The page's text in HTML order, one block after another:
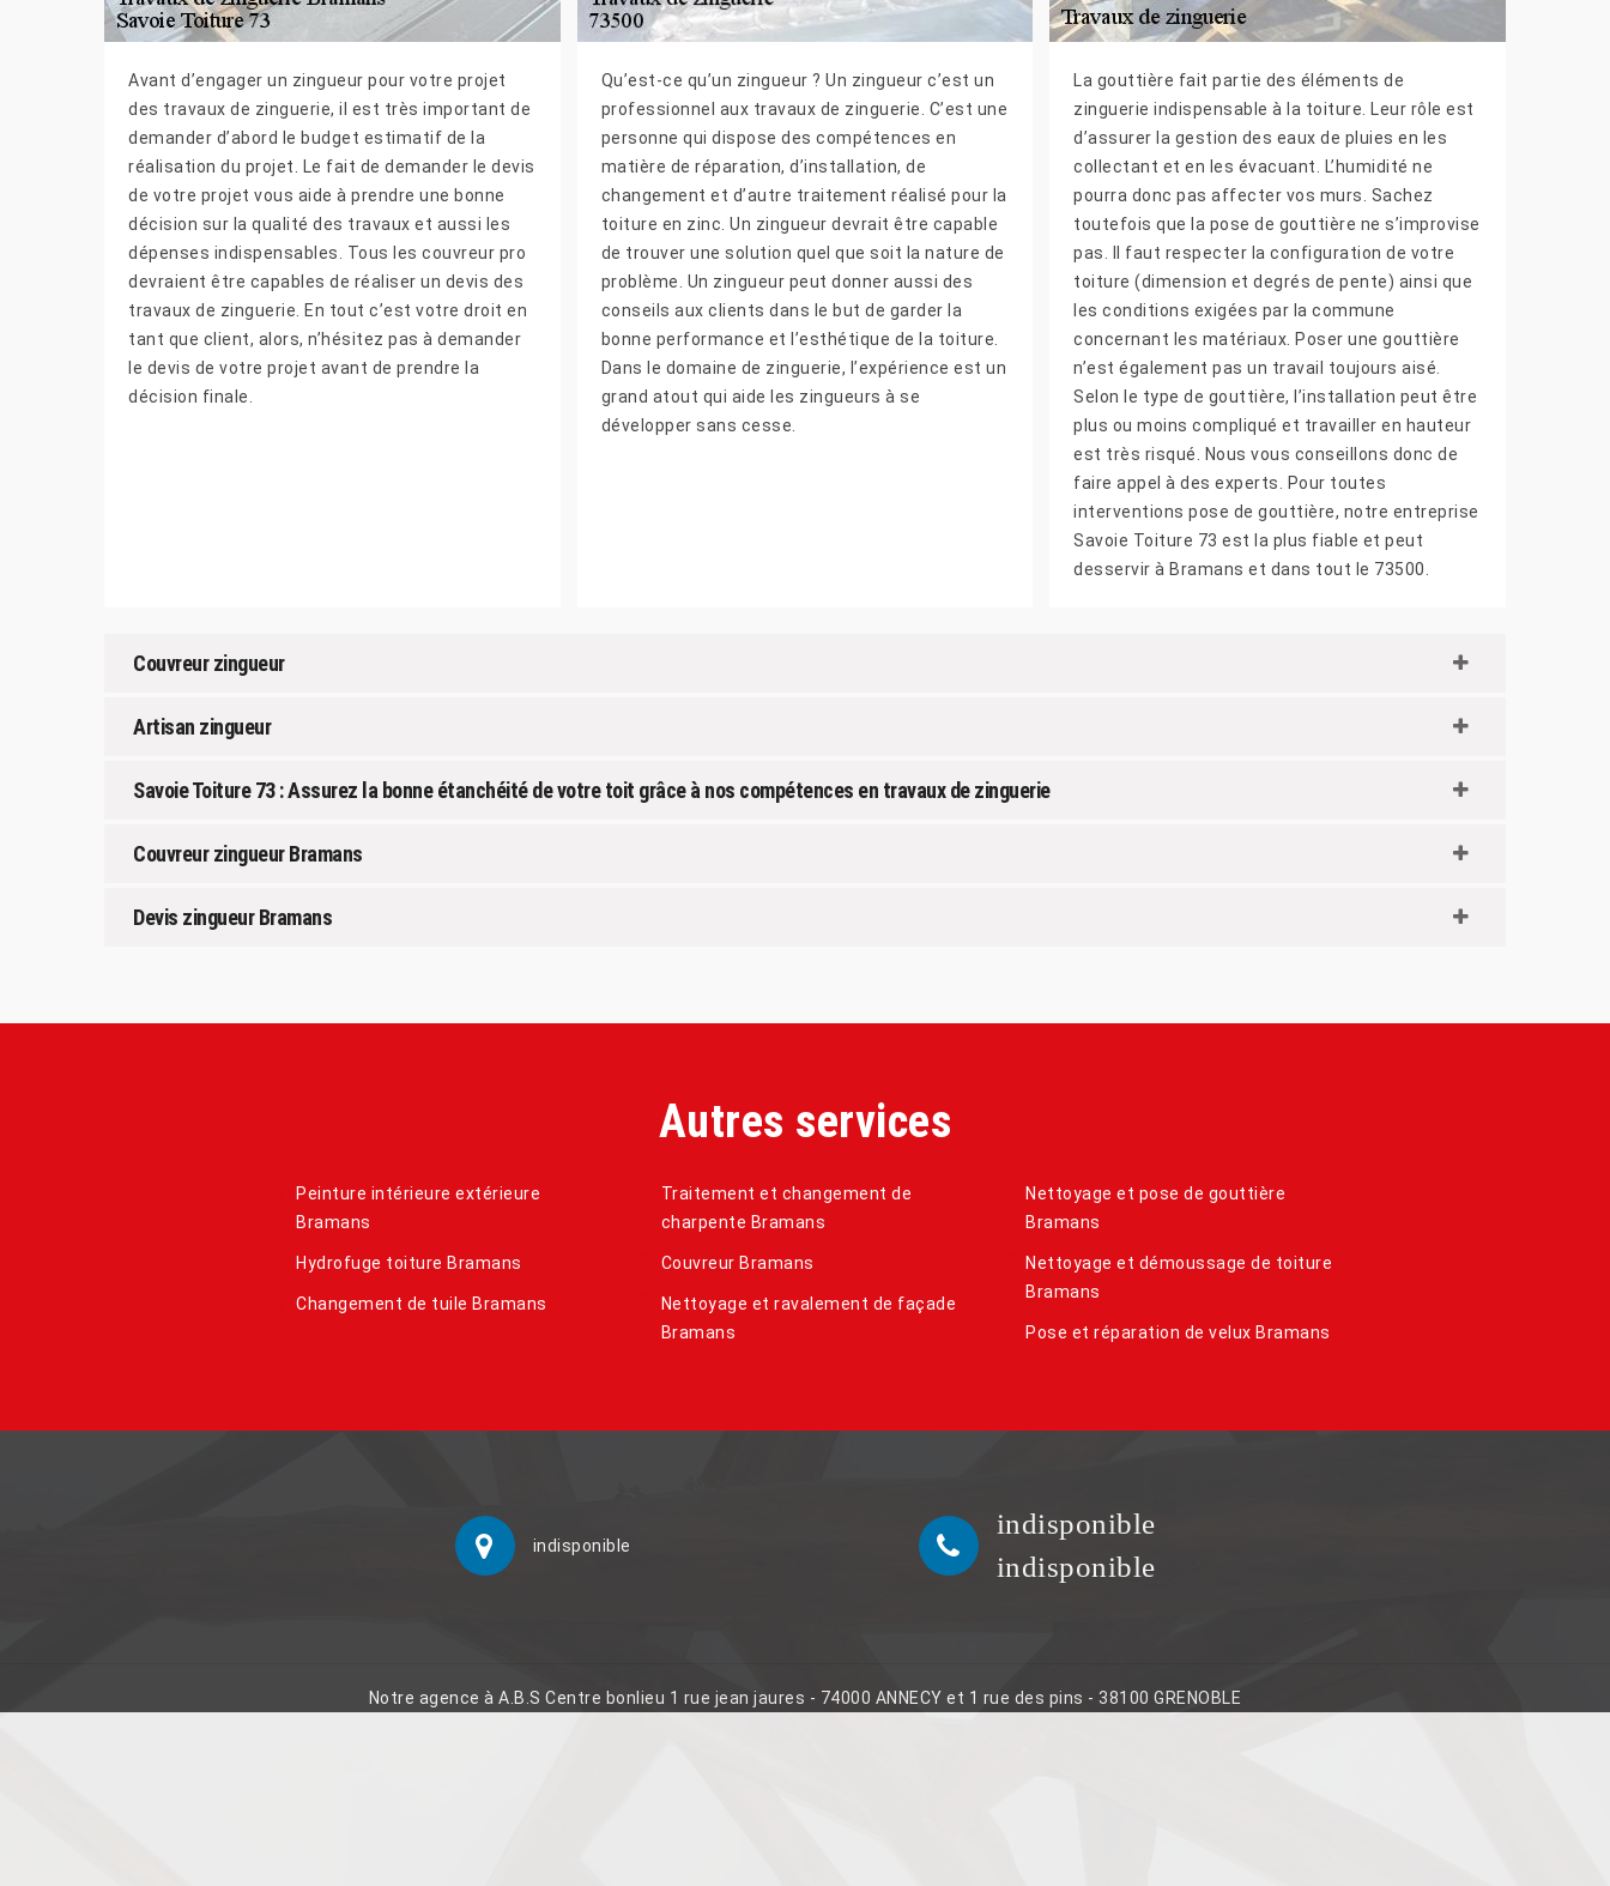
Avant d’engager un zingueur pour votre projet
des travaux de zinguerie, il est très important de
demander d’abord le budget estimatif de la
réalisation du projet. Le fait de demander le devis
de votre projet vous aide à prendre une bonne
décision sur la qualité des travaux et aussi les
dépenses indispensables. Tous les couvreur pro
devraient être capables de réaliser un devis des
travaux de zinguerie. En tout c’est votre droit en
tant que client, alors, n’hésitez pas à demander
le devis de votre projet avant de prendre la
décision finale.
Qu’est-ce qu’un zingueur ? Un zingueur c’est un
professionnel aux travaux de zinguerie. C’est une
personne qui dispose des compétences en
matière de réparation, d’installation, de
changement et d’autre traitement réalisé pour la
toiture en zinc. Un zingueur devrait être capable
de trouver une solution quel que soit la nature de
problème. Un zingueur peut donner aussi des
conseils aux clients dans le but de garder la
bonne performance et l’esthétique de la toiture.
Dans le domaine de zinguerie, l’expérience est un
grand atout qui aide les zingueurs à se
développer sans cesse.
La gouttière fait partie des éléments de
zinguerie indispensable à la toiture. Leur rôle est
d’assurer la gestion des eaux de pluies en les
collectant et en les évacuant. L’humidité ne
pourra donc pas affecter vos murs. Sachez
toutefois que la pose de gouttière ne s’improvise
pas. Il faut respecter la configuration de votre
toiture (dimension et degrés de pente) ainsi que
les conditions exigées par la commune
concernant les matériaux. Poser une gouttière
n’est également pas un travail toujours aisé.
Selon le type de gouttière, l’installation peut être
plus ou moins compliqué et travailler en hauteur
est très risqué. Nous vous conseillons donc de
faire appel à des experts. Pour toutes
interventions pose de gouttière, notre entreprise
Savoie Toiture 73 est la plus fiable et peut
desservir à Bramans et dans tout le 73500.
Couvreur zingueur
Artisan zingueur
Savoie Toiture 73 : Assurez la bonne étanchéité de votre toit grâce à nos compétences en travaux de zinguerie
Couvreur zingueur Bramans
Devis zingueur Bramans
Autres services
Peinture intérieure extérieure
Bramans
Hydrofuge toiture Bramans
Changement de tuile Bramans
Traitement et changement de
charpente Bramans
Couvreur Bramans
Nettoyage et ravalement de façade
Bramans
Nettoyage et pose de gouttière
Bramans
Nettoyage et démoussage de toiture
Bramans
Pose et réparation de velux Bramans
indisponible
indisponible
indisponible
Notre agence à A.B.S Centre bonlieu 1 rue jean jaures - 74000 ANNECY et 1 rue des pins - 38100 GRENOBLE